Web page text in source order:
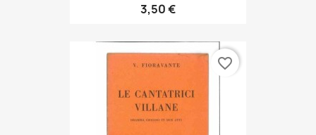
3,50 €
favorite_border